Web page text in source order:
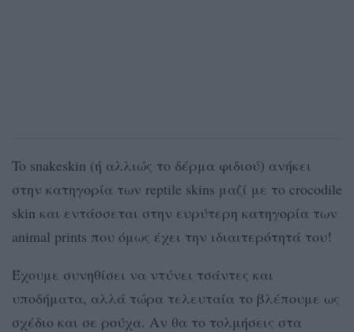
To snakeskin (ή αλλιώς το δέρμα φιδιού) ανήκει
στην κατηγορία των reptile skins μαζί με το crocodile
skin και εντάσσεται στην ευρύτερη κατηγορία των
animal prints που όμως έχει την ιδιαιτερότητά του!
Έχουμε συνηθίσει να ντύνει τσάντες και
υποδήματα, αλλά τώρα τελευταία το βλέπουμε ως
σχέδιο και σε ρούχα. Αν θα το τολμήσεις στα